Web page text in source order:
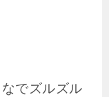
でズルズル